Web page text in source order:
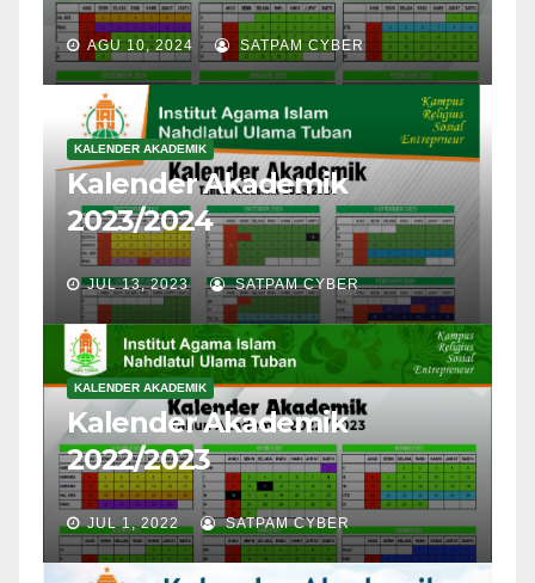
AGU 10, 2024 SATPAM CYBER
KALENDER AKADEMIK
Kalender Akademik
2023/2024
JUL 13, 2023 SATPAM CYBER
KALENDER AKADEMIK
Kalender Akademik
2022/2023
JUL 1, 2022 SATPAM CYBER